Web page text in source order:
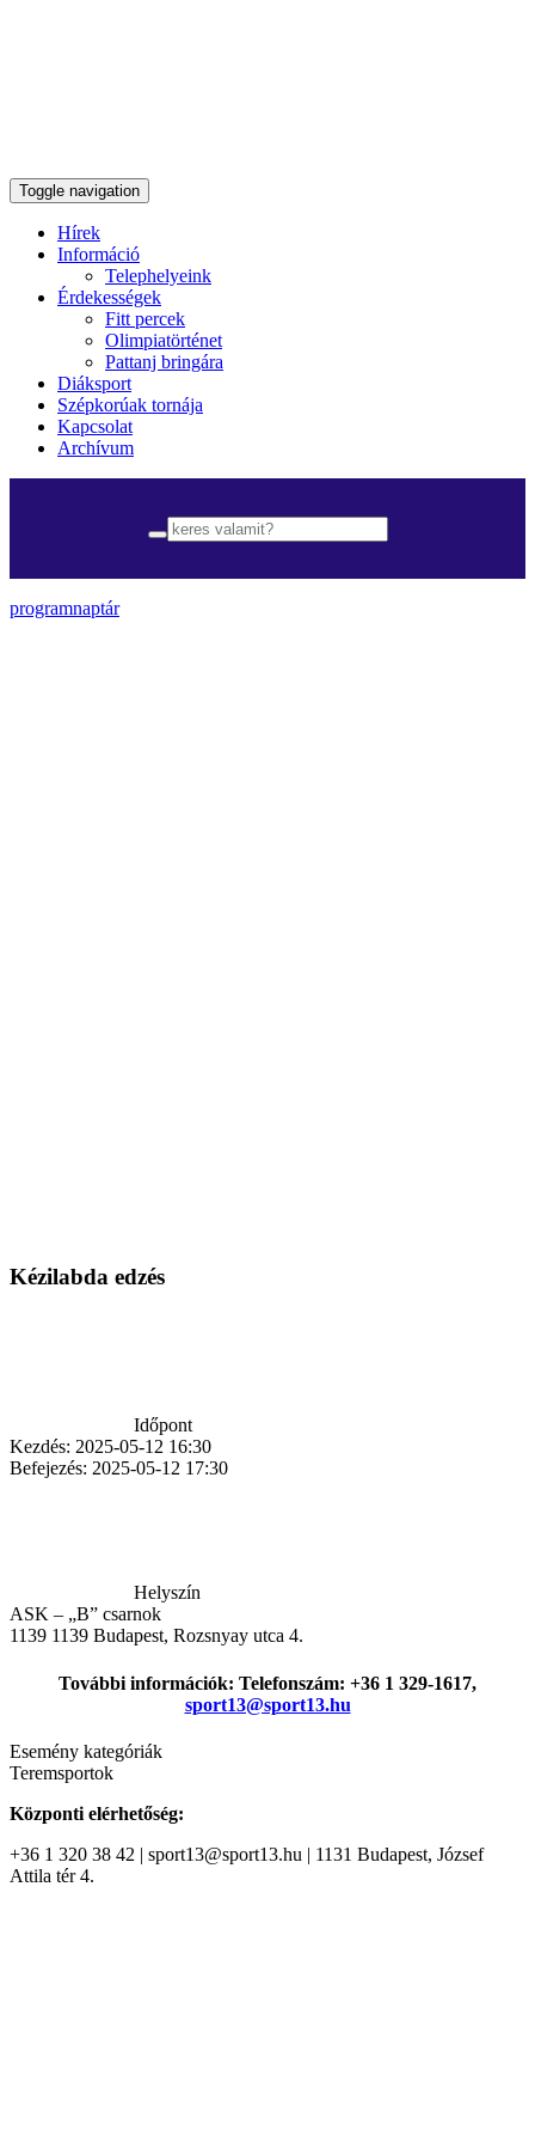
Toggle navigation
Hírek
Információ
Telephelyeink
Érdekességek
Fitt percek
Olimpiatörténet
Pattanj bringára
Diáksport
Szépkorúak tornája
Kapcsolat
Archívum
programnaptár
Kézilabda edzés
Időpont
Kezdés: 2025-05-12 16:30
Befejezés: 2025-05-12 17:30
Helyszín
ASK – „B” csarnok
1139 1139 Budapest, Rozsnyay utca 4.
További információk: Telefonszám: +36 1 329-1617,
sport13@sport13.hu
Esemény kategóriák
Teremsportok
Központi elérhetőség:
+36 1 320 38 42 | sport13@sport13.hu | 1131 Budapest, József
Attila tér 4.